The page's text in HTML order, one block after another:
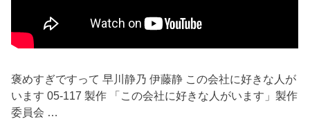
褒めすぎですって 早川静乃 伊藤静 この会社に好きな人が
います 05-117 製作 「この会社に好きな人がいます」製作
委員会 …